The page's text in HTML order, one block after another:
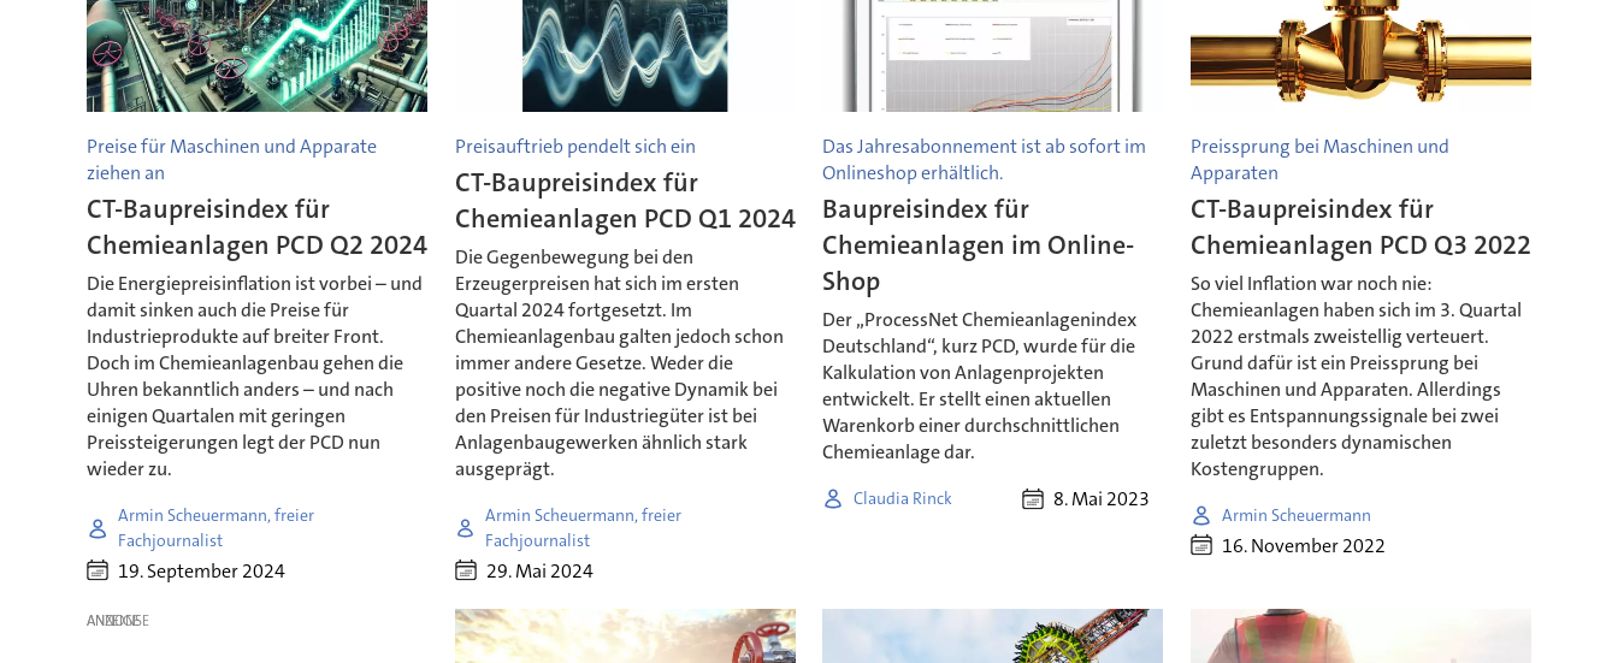
Preise für Maschinen und Apparate
ziehen an
CT-Baupreisindex für
Chemieanlagen PCD Q2 2024
Die Energiepreisinflation ist vorbei – und
damit sinken auch die Preise für
Industrieprodukte auf breiter Front.
Doch im Chemieanlagenbau gehen die
Uhren bekanntlich anders – und nach
einigen Quartalen mit geringen
Preissteigerungen legt der PCD nun
wieder zu.
Armin Scheuermann, freier
Fachjournalist
19. September 2024
Preisauftrieb pendelt sich ein
CT-Baupreisindex für
Chemieanlagen PCD Q1 2024
Die Gegenbewegung bei den
Erzeugerpreisen hat sich im ersten
Quartal 2024 fortgesetzt. Im
Chemieanlagenbau galten jedoch schon
immer andere Gesetze. Weder die
positive noch die negative Dynamik bei
den Preisen für Industriegüter ist bei
Anlagenbaugewerken ähnlich stark
ausgeprägt.
Armin Scheuermann, freier
Fachjournalist
29. Mai 2024
Das Jahresabonnement ist ab sofort im
Onlineshop erhältlich.
Baupreisindex für
Chemieanlagen im Online-
Shop
Der „ProcessNet Chemieanlagenindex
Deutschland“, kurz PCD, wurde für die
Kalkulation von Anlagenprojekten
entwickelt. Er stellt einen aktuellen
Warenkorb einer durchschnittlichen
Chemieanlage dar.
Claudia Rinck 8. Mai 2023
Preissprung bei Maschinen und
Apparaten
CT-Baupreisindex für
Chemieanlagen PCD Q3 2022
So viel Inflation war noch nie:
Chemieanlagen haben sich im 3. Quartal
2022 erstmals zweistellig verteuert.
Grund dafür ist ein Preissprung bei
Maschinen und Apparaten. Allerdings
gibt es Entspannungssignale bei zwei
zuletzt besonders dynamischen
Kostengruppen.
Armin Scheuermann
16. November 2022
ANZEIGE